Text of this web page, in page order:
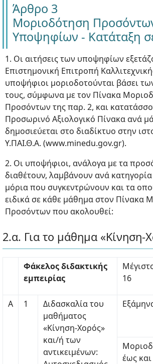
Άρθρο 3
Μοριοδότηση
Υποψηφίων - Κατάταξη
1. Οι αιτήσεις των υποψηφίων
Επιστημονική Επιτροπή
υποψήφιοι μοριοδοτούνται βάσει
τους, σύμφωνα με τον Πίνακα
Προσόντων της παρ. 2, και
Προσωρινό Αξιολογικό Πίνακα ανά
δημοσιεύεται στο διαδίκτυο στην
Υ.ΠΑΙ.Θ.Α. (www.minedu.gov.gr).
2. Οι υποψήφιοι, ανάλογα με τα
διαθέτουν, λαμβάνουν ανά
μόρια που συγκεντρώνουν και τα
ειδικά σε κάθε μάθημα στον Πίνακα
Προσόντων που ακολουθεί:
2.α. Για το μάθημα «Κίνηση-
Φάκελος διδακτικής
εμπειρίας
16
Α 1
Διδασκαλία του
μαθήματος
«Κίνηση-Χορός»
και/ή των
αντικειμένων:
έως